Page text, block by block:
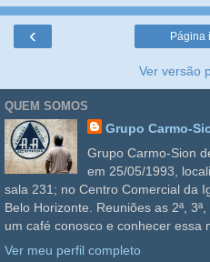
‹ Página
Ver versão
QUEM SOMOS
Grupo Carmo-
Grupo Carmo-Sion
em 25/05/1993,
sala 231; no Centro Comercial da
Belo Horizonte. Reuniões as 2ª,
um café conosco e conhecer essa
Ver meu perfil completo